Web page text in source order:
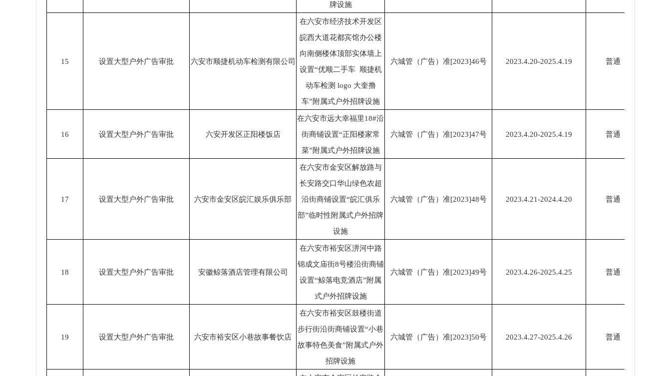
牌设施
15 设置大型户外广告审批 六安市顺捷机动车检测有限公司
在六安市经济技术开发区
皖西大道花都宾馆办公楼
向南侧楼体顶部实体墙上
设置“优顺二手车 顺捷机
动车检测 logo 大奎撸
车”附属式户外招牌设施
六城管（广告）准[2023]46号 2023.4.20-2025.4.19 普通
16 设置大型户外广告审批 六安开发区正阳楼饭店
在六安市远大幸福里18#沿
街商铺设置“正阳楼家常
菜”附属式户外招牌设施
六城管（广告）准[2023]47号 2023.4.20-2025.4.19 普通
17 设置大型户外广告审批 六安市金安区皖汇娱乐俱乐部
在六安市金安区解放路与
长安路交口华山绿色农超
沿街商铺设置“皖汇俱乐
部”临时性附属式户外招牌
设施
六城管（广告）准[2023]48号 2023.4.21-2024.4.20 普通
18 设置大型户外广告审批 安徽鲸落酒店管理有限公司
在六安市裕安区淠河中路
锦成文庙街8号楼沿街商铺
设置“鲸落电竞酒店”附属
式户外招牌设施
六城管（广告）准[2023]49号 2023.4.26-2025.4.25 普通
19 设置大型户外广告审批 六安市裕安区小巷故事餐饮店
在六安市裕安区鼓楼街道
步行街沿街商铺设置“小巷
故事特色美食”附属式户外
招牌设施
六城管（广告）准[2023]50号 2023.4.27-2025.4.26 普通